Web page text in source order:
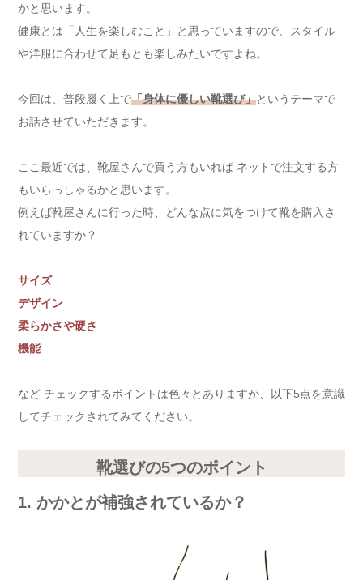
かと思います。
健康とは「人生を楽しむこと」と思っていますので、スタイル
や洋服に合わせて足もとも楽しみたいですよね。
今回は、普段履く上で「身体に優しい靴選び」というテーマで
お話させていただきます。
ここ最近では、靴屋さんで買う方もいれば ネットで注文する方
もいらっしゃるかと思います。
例えば靴屋さんに行った時、どんな点に気をつけて靴を購入さ
れていますか？
サイズ
デザイン
柔らかさや硬さ
機能
など チェックするポイントは色々とありますが、以下5点を意識
してチェックされてみてください。
靴選びの5つのポイント
1. かかとが補強されているか？